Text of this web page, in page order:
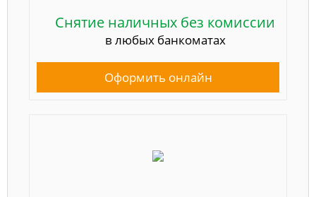
Снятие наличных без комиссии
в любых банкоматах
Оформить онлайн